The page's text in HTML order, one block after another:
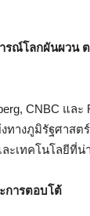
รณ์โลกผันผวน
CNBC และ
างภูมิรัฐศาสต
ะเทคโนโลยีที่น่
การตอบโต้